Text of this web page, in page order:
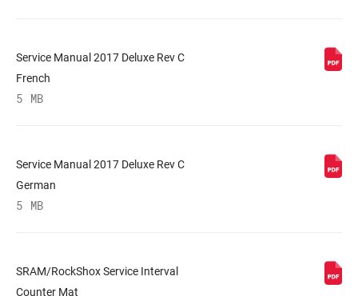
Service Manual 2017 Deluxe Rev C
French
5 MB
Service Manual 2017 Deluxe Rev C
German
5 MB
SRAM/RockShox Service Interval
Counter Mat